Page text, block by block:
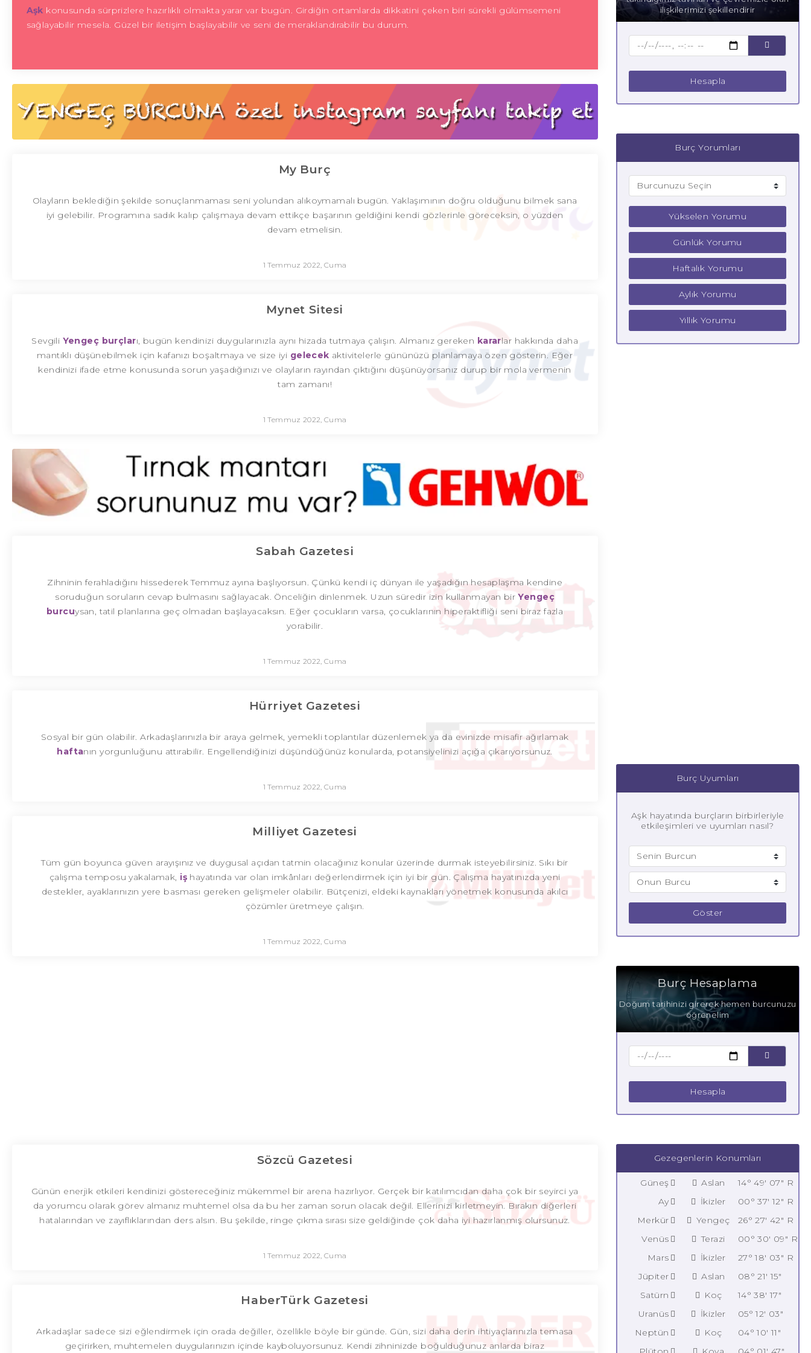
Aşk konusunda sürprizlere hazırlıklı olmakta yarar var bugün. Girdiğin ortamlarda dikkatini çeken biri sürekli gülümsemeni
sağlayabilir mesela. Güzel bir iletişim başlayabilir ve seni de meraklandırabilir bu durum.
My Burç
Olayların beklediğin şekilde sonuçlanmaması seni yolundan alıkoymamalı bugün. Yaklaşımının doğru olduğunu bilmek sana
iyi gelebilir. Programına sadık kalıp çalışmaya devam ettikçe başarının geldiğini kendi gözlerinle göreceksin, o yüzden
devam etmelisin.
1 Temmuz 2022, Cuma
Mynet Sitesi
Sevgili Yengeç burçları, bugün kendinizi duygularınızla aynı hizada tutmaya çalışın. Almanız gereken kararlar hakkında daha
mantıklı düşünebilmek için kafanızı boşaltmaya ve size iyi gelecek aktivitelerle gününüzü planlamaya özen gösterin. Eğer
kendinizi ifade etme konusunda sorun yaşadığınızı ve olayların rayından çıktığını düşünüyorsanız durup bir mola vermenin
tam zamanı!
1 Temmuz 2022, Cuma
Sabah Gazetesi
Zihninin ferahladığını hissederek Temmuz ayına başlıyorsun. Çünkü kendi iç dünyan ile yaşadığın hesaplaşma kendine
soruduğun soruların cevap bulmasını sağlayacak. Önceliğin dinlenmek. Uzun süredir izin kullanmayan birYengeç
burcuysan, tatil planlarına geç olmadan başlayacaksın. Eğer çocukların varsa, çocuklarının hiperaktifliği seni biraz fazla
yorabilir.
1 Temmuz 2022, Cuma
Hürriyet Gazetesi
Sosyal bir gün olabilir. Arkadaşlarınızla bir araya gelmek, yemekli toplantılar düzenlemek ya da evinizde misafir ağırlamak
haftanın yorgunluğunu attırabilir. Engellendiğinizi düşündüğünüz konularda, potansiyelinizi açığa çıkarıyorsunuz.
1 Temmuz 2022, Cuma
Milliyet Gazetesi
Tüm gün boyunca güven arayışınız ve duygusal açıdan tatmin olacağınız konular üzerinde durmak isteyebilirsiniz. Sıkı bir
çalışma temposu yakalamak, iş hayatında var olan imkânları değerlendirmek için iyi bir gün. Çalışma hayatınızda yeni
destekler, ayaklarınızın yere basması gereken gelişmeler olabilir. Bütçenizi, eldeki kaynakları yönetmek konusunda akılcı
çözümler üretmeye çalışın.
1 Temmuz 2022, Cuma
Sözcü Gazetesi
Günün enerjik etkileri kendinizi göstereceğiniz mükemmel bir arena hazırlıyor. Gerçek bir katılımcıdan daha çok bir seyirci ya
da yorumcu olarak görev almanız muhtemel olsa da bu her zaman sorun olacak değil. Ellerinizi kirletmeyin. Bırakın diğerleri
hatalarından ve zayıflıklarından ders alsın. Bu şekilde, ringe çıkma sırası size geldiğinde çok daha iyi hazırlanmış olursunuz.
1 Temmuz 2022, Cuma
HaberTürk Gazetesi
Arkadaşlar sadece sizi eğlendirmek için orada değiller, özellikle böyle bir günde. Gün, sizi daha derin ihtiyaçlarınızla temasa
geçirirken, muhtemelen duygularınızın içinde kayboluyorsunuz. Kendi zihninizde boğulduğunuz anlarda biraz
ilişkilerimizi şekillendirir
Hesapla
Burç Yorumları
Yükselen Yorumu
Günlük Yorumu
Haftalık Yorumu
Aylık Yorumu
Yıllık Yorumu
Burç Uyumları
Aşk hayatında burçların birbirleriyle
etkileşimleri ve uyumları nasıl?
Göster
Burç Hesaplama
Doğum tarihinizi girerek hemen burcunuzu
öğrenelim
Hesapla
Gezegenlerin Konumları
Güneş Aslan
14° 49' 07" R
Ay
İkizler
00° 37' 12" R
Merkür
Yengeç
26° 27' 42" R
Venüs
Terazi
00° 30' 09" R
Mars
İkizler
27° 18' 03" R
Jüpiter
Aslan
08° 21' 15"
Satürn
Koç
14° 38' 17"
Uranüs
İkizler
05° 12' 03"
Neptün
Koç
04° 10' 11"